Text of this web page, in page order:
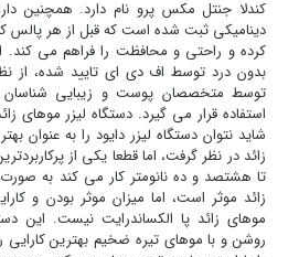
کندلا جنتل مکس پرو نام دارد. همچنین
دینامیکی ثبت شده است که قبل از هر پالس
کرده و راحتی و محافظت را فراهم می کند.
بدون درد توسط اف دی ای تایید شده، از
توسط متخصصان پوست و زیبایی شناسان
استفاده قرار می گیرد. دستگاه لیزر موهای
شاید نتوان دستگاه لیزر دایود را به عنوان
زائد در نظر گرفت، اما قطعا یکی از
تا هشتصد و ده نانومتر کار می کند به
زائد موثر است، اما میزان موثر بودن و
موهای زائد پا الکساندرایت نیست. این
روشن و با موهای تیره ضخیم بهترین کارایی